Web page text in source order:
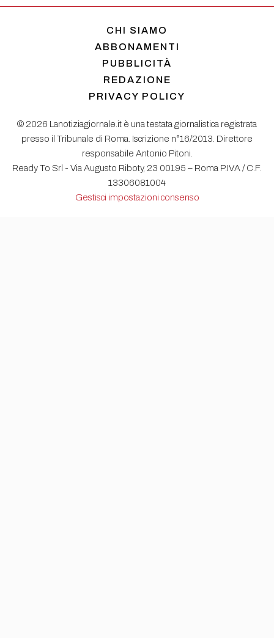
CHI SIAMO
ABBONAMENTI
PUBBLICITÀ
REDAZIONE
PRIVACY POLICY
© 2026 Lanotiziagiornale.it è una testata giornalistica registrata
presso il Tribunale di Roma. Iscrizione n°16/2013. Direttore
responsabile Antonio Pitoni.
Ready To Srl - Via Augusto Riboty, 23 00195 – Roma P.IVA / C.F.
13306081004
Gestisci impostazioni consenso